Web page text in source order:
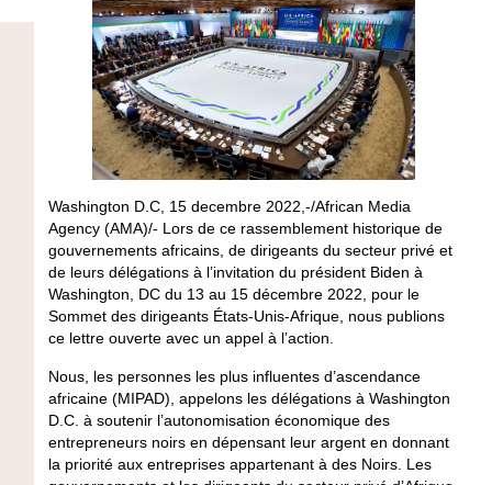
Washington D.C, 15 decembre 2022,-/African Media
Agency (AMA)/- Lors de ce rassemblement historique de
gouvernements africains, de dirigeants du secteur privé et
de leurs délégations à l’invitation du président Biden à
Washington, DC du 13 au 15 décembre 2022, pour le
Sommet des dirigeants États-Unis-Afrique, nous publions
ce lettre ouverte avec un appel à l’action.
Nous, les personnes les plus influentes d’ascendance
africaine (MIPAD), appelons les délégations à Washington
D.C. à soutenir l’autonomisation économique des
entrepreneurs noirs en dépensant leur argent en donnant
la priorité aux entreprises appartenant à des Noirs. Les